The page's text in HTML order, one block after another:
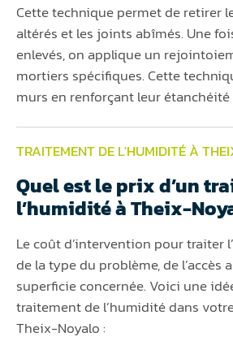
Cette technique permet de retirer
altérés et les joints abîmés. Une
enlevés, on applique un
mortiers spécifiques. Cette
murs en renforçant leur
TRAITEMENT DE L'HUMIDITÉ À
Quel est le prix d’un
l’humidité à Theix-
Le coût d’intervention pour traiter
de la type du problème, de l’accès
superficie concernée. Voici une
traitement de l’humidité dans
Theix-Noyalo :